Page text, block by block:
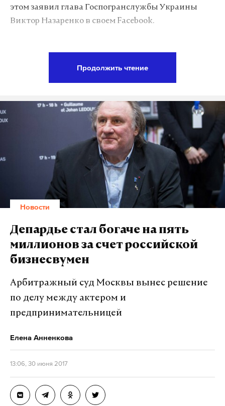
этом заявил глава Госпогранслужбы Украины
Виктор Назаренко в своем Facebook.
задержания была найдена лодка, на которой два
неизвестных причалили к берегу. Факт
принадлежности к Пограничной службе ФСБ РФ
удалось установить «во время предварительного
опроса».
«По их словам, они якобы выполняли роль
учебных нарушителей границы во время учений,
но сбились с маршрута, потеряли ориентировку и,
таким образом, оказались на материковой части
Украины», — написал Назаренко.
работает там, где тормозит интернет.
А еще мы есть в Telegram
Дзен VK
Продолжить чтение
Новости
Депардье стал богаче на пять
миллионов за счет российской
бизнесвумен
Арбитражный суд Москвы вынес решение
по делу между актером и
предпринимательницей
Елена Анненкова
13:06, 30 июня 2017